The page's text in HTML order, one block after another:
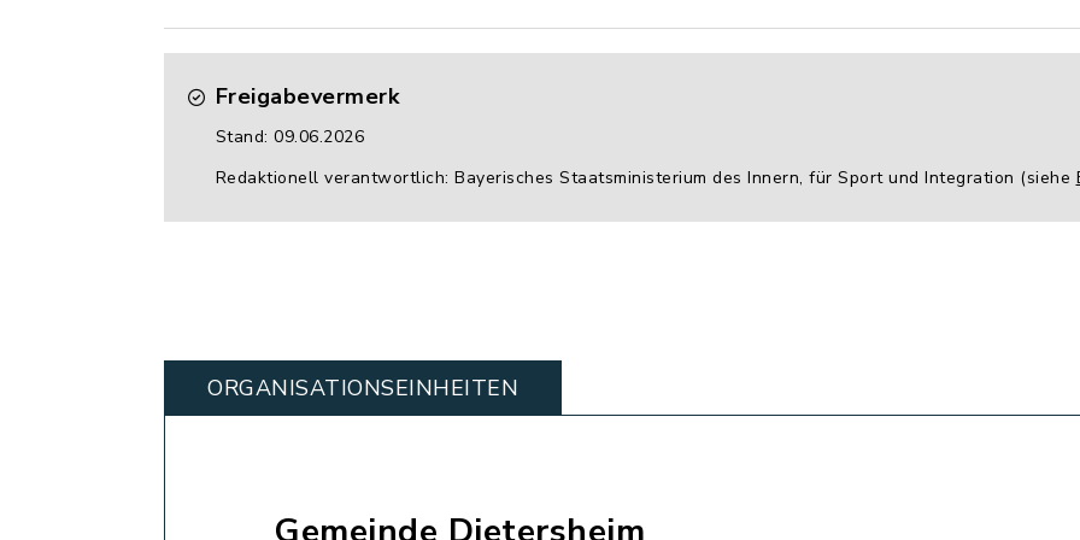
Freigabevermerk
Stand: 09.06.2026
Redaktionell verantwortlich: Bayerisches Staatsministerium des Innern, für Sport und Integration (siehe
ORGANISATIONS­EINHEITEN